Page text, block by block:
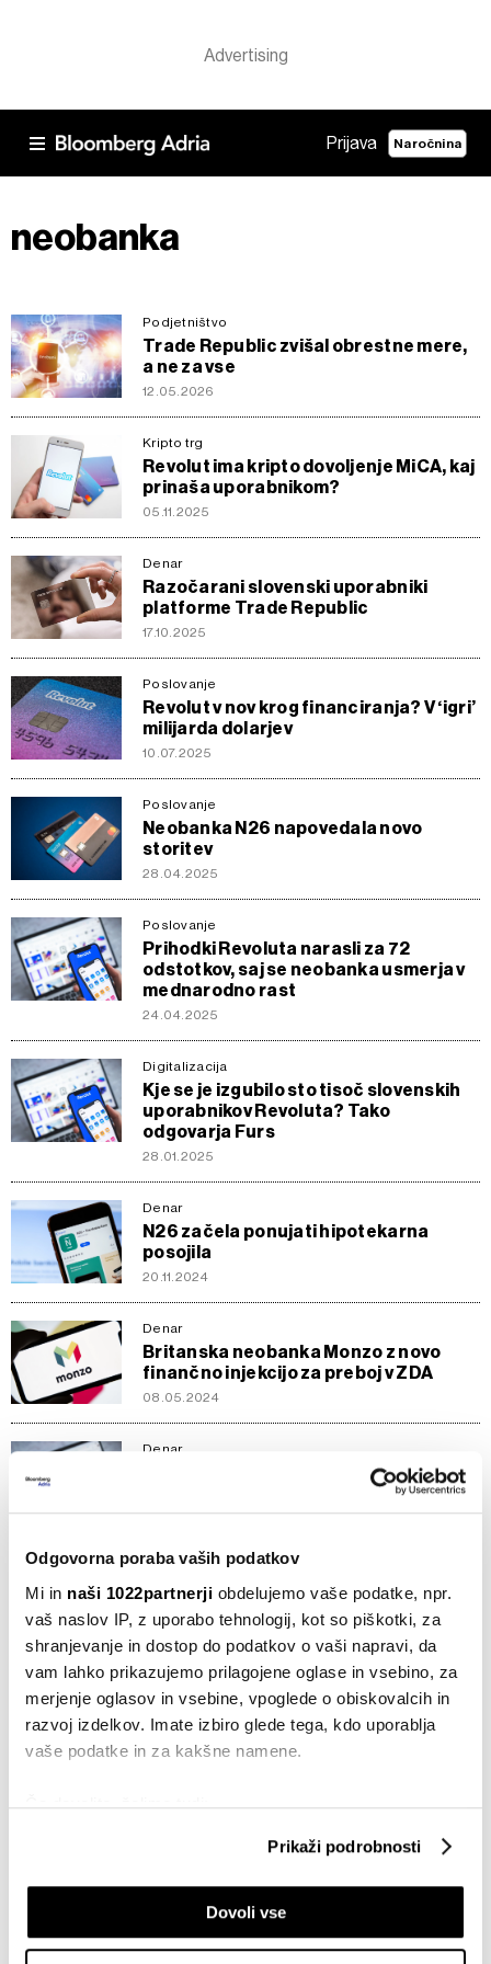
Odgovorna poraba vaših podatkov
Mi in naši 1022partnerji obdelujemo vaše podatke, npr.
vaš naslov IP, z uporabo tehnologij, kot so piškotki, za
shranjevanje in dostop do podatkov o vaši napravi, da
vam lahko prikazujemo prilagojene oglase in vsebino, za
merjenje oglasov in vsebine, vpoglede o obiskovalcih in
razvoj izdelkov. Imate izbiro glede tega, kdo uporablja
vaše podatke in za kakšne namene.
Če dovolite, želimo tudi:
Zbirati informacije o vaši geografski lokaciji, ki so
Identificirati napravo z aktivnim preverjanjem
lastnosti (odčitavanje prstnih odtisov)
Poglejte si še, kako se obdelujejo vaši osebni podatki in
Prikaži podrobnosti
Dovoli vse
Prijava Naročnina
neobanka
Podjetništvo
Trade Republic zvišal obrestne mere,
a ne za vse
12.05.2026
Kripto trg
Revolut ima kripto dovoljenje MiCA, kaj
prinaša uporabnikom?
05.11.2025
Denar
Razočarani slovenski uporabniki
platforme Trade Republic
17.10.2025
Poslovanje
Revolut v nov krog financiranja? V ‘igri’
milijarda dolarjev
10.07.2025
Poslovanje
Neobanka N26 napovedala novo
storitev
28.04.2025
Poslovanje
Prihodki Revoluta narasli za 72
odstotkov, saj se neobanka usmerja v
mednarodno rast
24.04.2025
Digitalizacija
Kje se je izgubilo sto tisoč slovenskih
uporabnikov Revoluta? Tako
odgovarja Furs
28.01.2025
Denar
N26 začela ponujati hipotekarna
posojila
20.11.2024
Denar
Britanska neobanka Monzo z novo
finančno injekcijo za preboj v ZDA
08.05.2024
Denar
Odziv Revoluta: V Sloveniji decembra
120 tisoč malih uporabnikov in nekaj
tisoč podjetij
Kripto trg
Revolut na Otoku ukinja trgovanje s
kriptovalutami
20.12.2023
Nemški neobroker Trade Republic
pridobil bančno licenco
Zgodbe dneva: Neobanke, kopičenje
Splošno